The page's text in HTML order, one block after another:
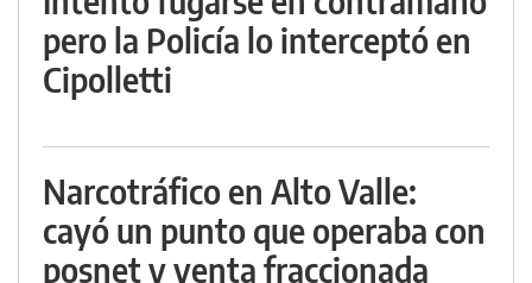
pero la Policía lo interceptó en
Cipolletti
Narcotráfico en Alto Valle:
cayó un punto que operaba con
posnet y venta fraccionada